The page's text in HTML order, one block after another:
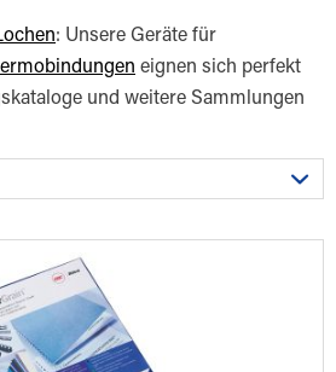
: Unsere Geräte für
eignen sich perfekt
und weitere Sammlungen